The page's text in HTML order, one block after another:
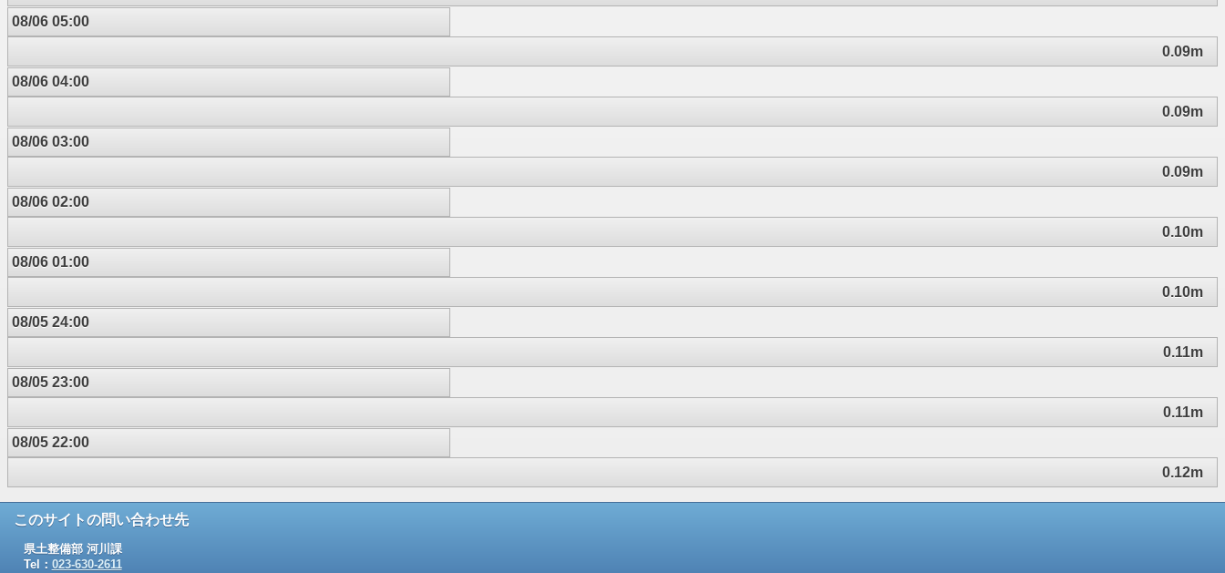
08/06 05:00
0.09m
08/06 04:00
0.09m
08/06 03:00
0.09m
08/06 02:00
0.10m
08/06 01:00
0.10m
08/05 24:00
0.11m
08/05 23:00
0.11m
08/05 22:00
0.12m
このサイトの問い合わせ先
県土整備部 河川課
Tel： 023-630-2611